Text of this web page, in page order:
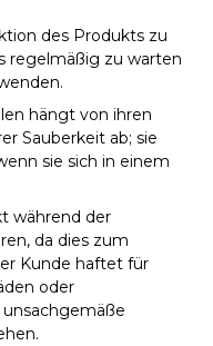
des Produkts zu
regelmäßig zu warten
hängt von ihren
Sauberkeit ab; sie
sie sich in einem
während der
da dies zum
Kunde haftet für
oder